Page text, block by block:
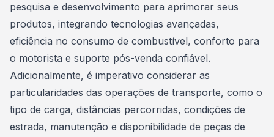
pesquisa e desenvolvimento para aprimorar seus
produtos, integrando tecnologias avançadas,
eficiência no consumo de combustível, conforto para
o motorista e suporte pós-venda confiável.
Adicionalmente, é imperativo considerar as
particularidades das operações de transporte, como o
tipo de carga, distâncias percorridas, condições de
estrada, manutenção e disponibilidade de peças de